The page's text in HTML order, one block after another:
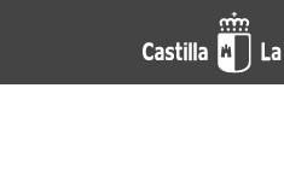
Pasar al contenido principal